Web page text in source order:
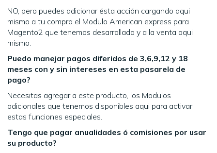
NO, pero puedes adicionar ésta acción cargando aqui
mismo a tu compra el Modulo American express para
Magento2 que tenemos desarrollado y a la venta aqui
mismo.
Puedo manejar pagos diferidos de 3,6,9,12 y 18
meses con y sin intereses en esta pasarela de
pago?
Necesitas agregar a este producto, los Modulos
adicionales que tenemos disponibles aqui para activar
estas funciones especiales.
Tengo que pagar anualidades ó comisiones por usar
su producto?